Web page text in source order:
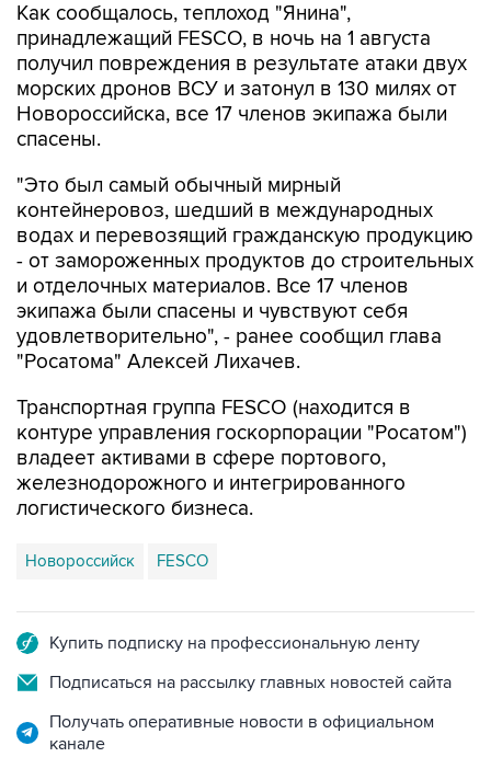
Как сообщалось, теплоход "Янина",
принадлежащий FESCO, в ночь на 1 августа
получил повреждения в результате атаки двух
морских дронов ВСУ и затонул в 130 милях от
Новороссийска, все 17 членов экипажа были
спасены.
"Это был самый обычный мирный
контейнеровоз, шедший в международных
водах и перевозящий гражданскую продукцию
- от замороженных продуктов до строительных
и отделочных материалов. Все 17 членов
экипажа были спасены и чувствуют себя
удовлетворительно", - ранее сообщил глава
"Росатома" Алексей Лихачев.
Транспортная группа FESCO (находится в
контуре управления госкорпорации "Росатом")
владеет активами в сфере портового,
железнодорожного и интегрированного
логистического бизнеса.
Новороссийск FESCO
Купить подписку на профессиональную ленту
Подписаться на рассылку главных новостей сайта
Получать оперативные новости в официальном
канале